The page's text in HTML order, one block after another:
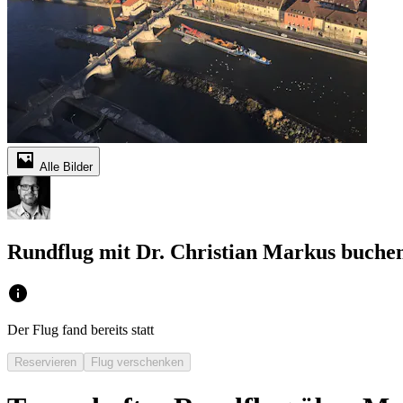
Alle Bilder
Rundflug mit Dr. Christian Markus
Der Flug fand bereits statt
Reservieren Flug verschenken